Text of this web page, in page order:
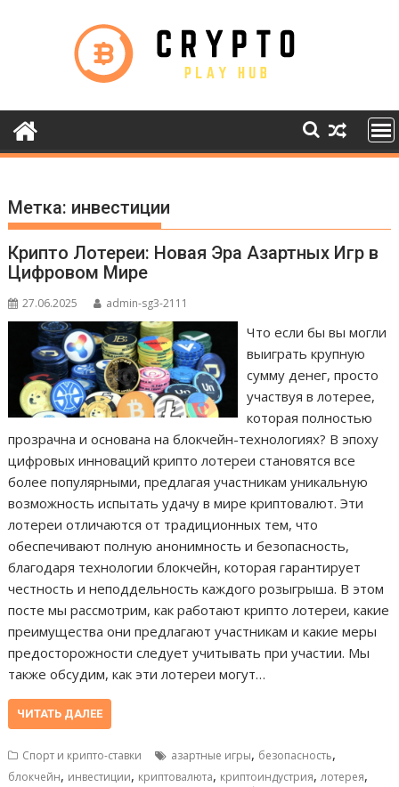
Метка: инвестиции
Крипто Лотереи: Новая Эра Азартных Игр в
Цифровом Мире
27.06.2025 admin-sg3-2111
Что если бы вы могли
выиграть крупную
сумму денег, просто
участвуя в лотерее,
которая полностью
прозрачна и основана на блокчейн-технологиях? В эпоху
цифровых инноваций крипто лотереи становятся все
более популярными, предлагая участникам уникальную
возможность испытать удачу в мире криптовалют. Эти
лотереи отличаются от традиционных тем, что
обеспечивают полную анонимность и безопасность,
благодаря технологии блокчейн, которая гарантирует
честность и неподдельность каждого розыгрыша. В этом
посте мы рассмотрим, как работают крипто лотереи, какие
преимущества они предлагают участникам и какие меры
предосторожности следует учитывать при участии. Мы
также обсудим, как эти лотереи могут…
ЧИТАТЬ ДАЛЕЕ
Спорт и крипто-ставки азартные игры, безопасность,
блокчейн, инвестиции, криптовалюта, криптоиндустрия,лотерея,